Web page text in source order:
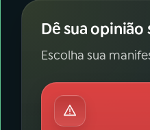
Dê sua
Escolha sua